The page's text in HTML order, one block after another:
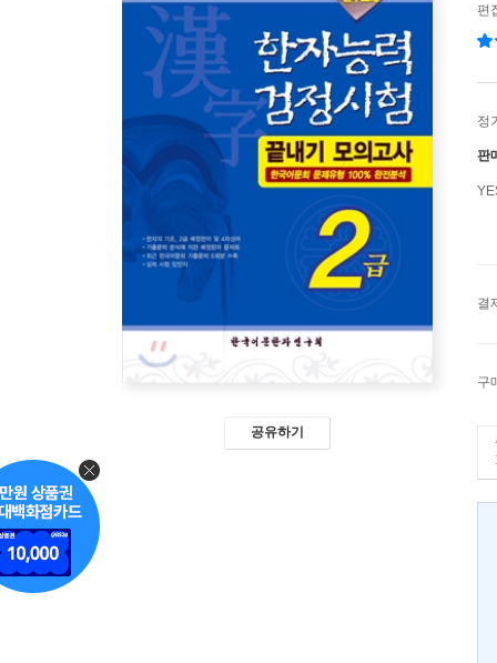
공유하기
편
정
판
결
구